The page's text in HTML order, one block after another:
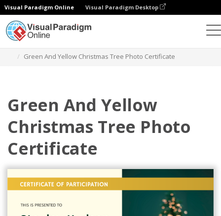
Visual Paradigm Online Visual Paradigm Desktop
Green And Yellow Christmas Tree Photo Certificate
Green And Yellow
Christmas Tree Photo
Certificate